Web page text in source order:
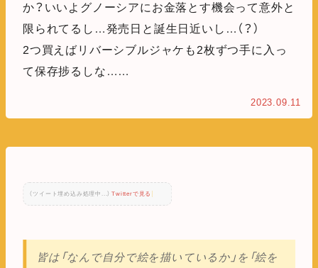
か？いいよグノーシアにお金落とす機会って意外と
限られてるし…発売日と誕生日近いし…（？）
2つ買えばリバーシブルジャケも2枚ずつ手に入っ
て保存捗るしな……
2023.09.11
（ツイート埋め込み処理中...） Twitterで見る
皆は「なんで自分で絵を描いているか」を「絵を